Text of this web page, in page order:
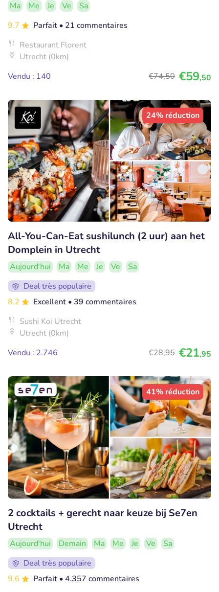
Ma Me Je Ve
Sa
9.7
Parfait • 21 commentaires
Restaurant Florent
Utrecht (0km)
Vendu : 140
€74,50 €59,50
24% réduction
All-You-Can-Eat sushilunch (2 uur) aan het
Domplein in Utrecht
Aujourd'hui Ma Me Je Ve
Sa
Deal très populaire
8.2
Excellent • 39 commentaires
Sushi Koi Utrecht
Utrecht (0km)
Vendu : 2.746
€28,95 €21,95
41% réduction
2 cocktails + gerecht naar keuze bij Se7en
Utrecht
Aujourd'hui Demain Ma Me Je Ve
Sa
Deal très populaire
9.6
Parfait • 4.357 commentaires